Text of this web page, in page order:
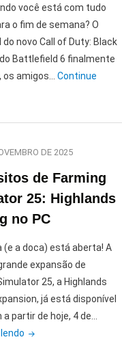
você está com tudo
o fim de semana? O
do novo Call of Duty: Black
Battlefield 6 finalmente
os amigos…Continue
DE 2025
de Farming
25: Highlands
no PC
(e a doca) está aberta! A
expansão de
25, a Highlands
já está disponível
a partir de hoje, 4 de…
"Requisitos